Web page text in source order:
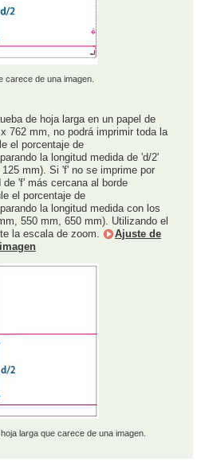
carece de una imagen.
de hoja larga en un papel de
762 mm, no podrá imprimir toda la
el porcentaje de
la longitud medida de 'd/2'
mm). Si 'f' no se imprime por
'f' más cercana al borde
el porcentaje de
la longitud medida con los
550 mm, 650 mm). Utilizando el
la escala de zoom.
Ajuste de
larga que carece de una imagen.